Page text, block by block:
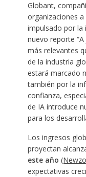
Globant,
organizaciones
impulsado por la
nuevo reporte “A
más relevantes
de la industria
estará marcado
también por la
confianza,
de IA introduce
para los
Los ingresos
proyectan
este año
expectativas